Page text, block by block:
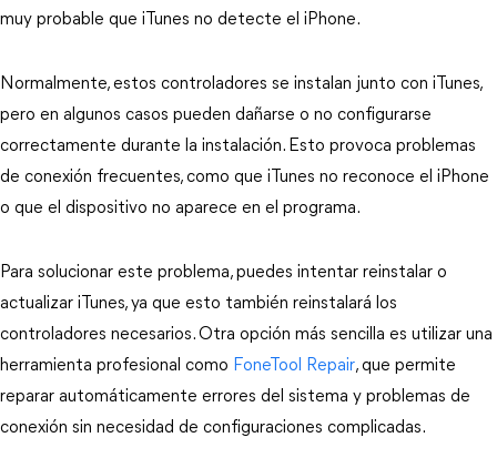
muy probable que iTunes no detecte el iPhone.
Normalmente, estos controladores se instalan junto con iTunes,
pero en algunos casos pueden dañarse o no configurarse
correctamente durante la instalación. Esto provoca problemas
de conexión frecuentes, como que iTunes no reconoce el iPhone
o que el dispositivo no aparece en el programa.
Para solucionar este problema, puedes intentar reinstalar o
actualizar iTunes, ya que esto también reinstalará los
controladores necesarios. Otra opción más sencilla es utilizar una
herramienta profesional como FoneTool Repair, que permite
reparar automáticamente errores del sistema y problemas de
conexión sin necesidad de configuraciones complicadas.